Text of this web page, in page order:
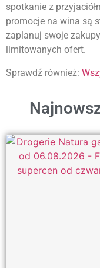
spotkanie z
promocje na wina są
zaplanuj swoje
limitowanych ofert.
Sprawdź również: